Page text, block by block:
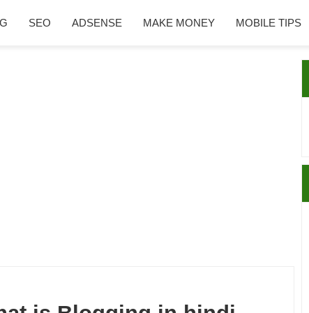
SEO ADSENSE MAKE MONEY MOBILE TIPS